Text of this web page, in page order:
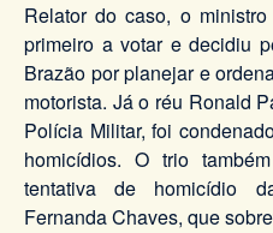
Relator do caso, o
primeiro a votar e decidiu
Brazão por planejar e
motorista. Já o réu Ronald
Polícia Militar, foi
homicídios. O trio
tentativa de homicídio
Fernanda Chaves, que